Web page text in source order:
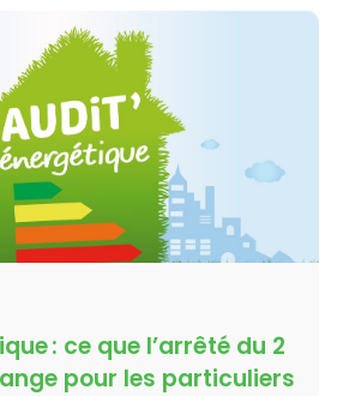
: ce que l’arrêté du 2
pour les particuliers